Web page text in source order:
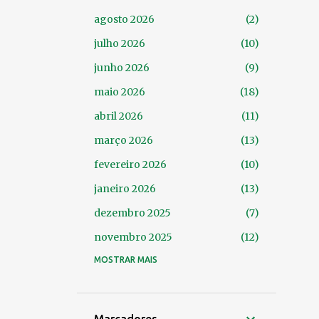
agosto 2026
2
julho 2026
10
junho 2026
9
maio 2026
18
abril 2026
11
março 2026
13
fevereiro 2026
10
janeiro 2026
13
dezembro 2025
7
novembro 2025
12
outubro 2025
MOSTRAR MAIS